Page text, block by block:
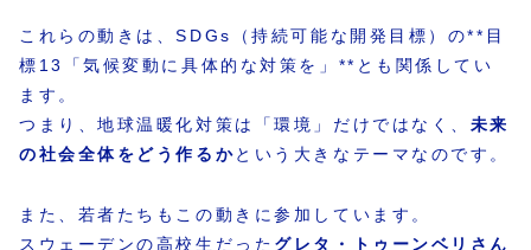
これらの動きは、SDGs（持続可能な開発目標）の**目
標13「気候変動に具体的な対策を」**とも関係してい
ます。
つまり、地球温暖化対策は「環境」だけではなく、 未来
の社会全体をどう作るかという大きなテーマなのです。
また、若者たちもこの動きに参加しています。
スウェーデンの高校生だった グレタ・トゥーンベリさん